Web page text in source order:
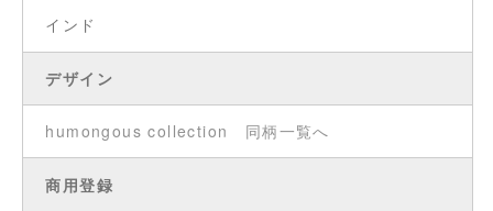
インド
デザイン
humongous collection 同柄一覧へ
商用登録